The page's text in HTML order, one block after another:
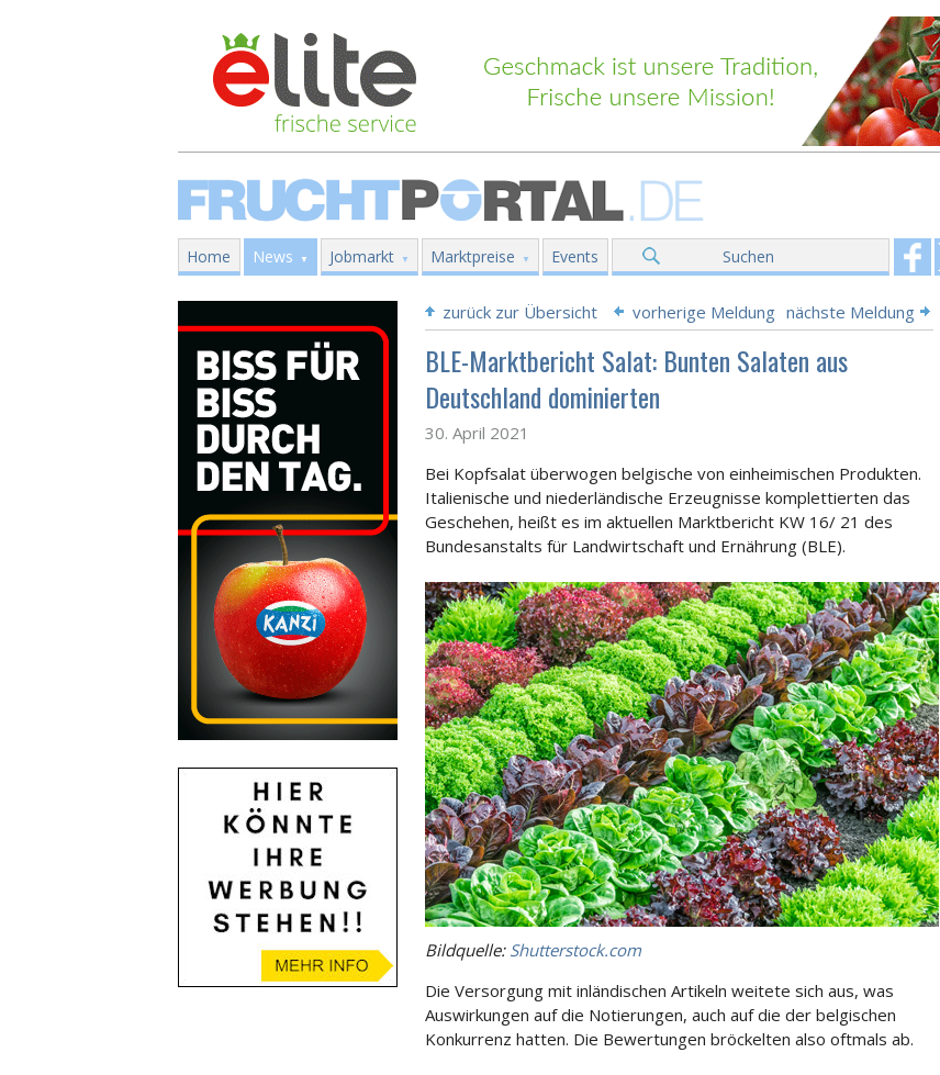
Home News Jobmarkt Marktpreise Events Suchen
zurück zur Übersicht vorherige Meldung nächste Meldung
BLE-Marktbericht Salat: Bunten Salaten aus
Deutschland dominierten
30. April 2021
Bei Kopfsalat überwogen belgische von einheimischen Produkten.
Italienische und niederländische Erzeugnisse komplettierten das
Geschehen, heißt es im aktuellen Marktbericht KW 16/ 21 des
Bundesanstalts für Landwirtschaft und Ernährung (BLE).
Bildquelle: Shutterstock.com
Die Versorgung mit inländischen Artikeln weitete sich aus, was
Auswirkungen auf die Notierungen, auch auf die der belgischen
Konkurrenz hatten. Die Bewertungen bröckelten also oftmals ab.